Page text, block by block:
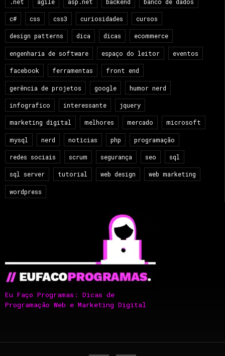
c# css css3 curiosidades cursos
design patterns dica dicas ecommerce
engenharia de software espaço do leitor eventos
facebook ferramentas front end
gerência de projetos google humor nerd
infografico interessante jquery
marketing digital melhores mercado microsoft
mysql nerd notícias php programação
redes sociais scrum segurança seo sql
sql server tutorial web design web marketing
wordpress
Eu Faço Programas: Dicas de
Programação Web e Marketing Digital